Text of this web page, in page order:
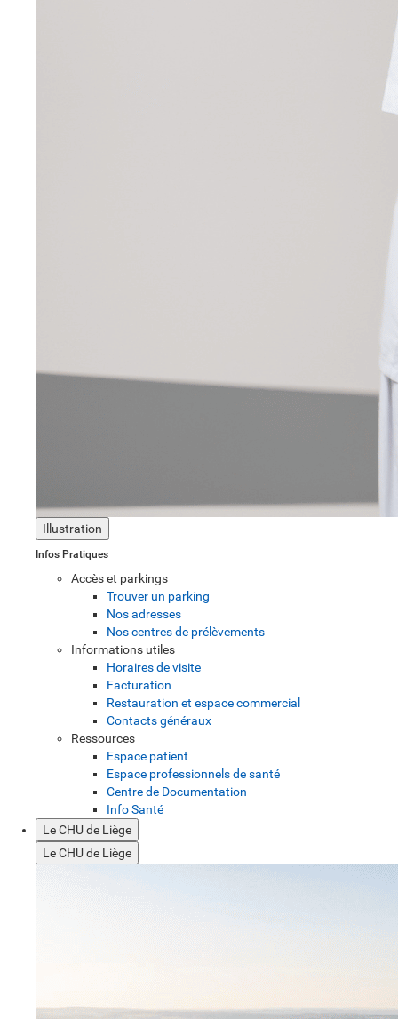
Illustration
Infos Pratiques
Accès et parkings
Trouver un parking
Nos adresses
Nos centres de prélèvements
Informations utiles
Horaires de visite
Facturation
Restauration et espace commercial
Contacts généraux
Ressources
Espace patient
Espace professionnels de santé
Centre de Documentation
Info Santé
Le CHU de Liège
Le CHU de Liège